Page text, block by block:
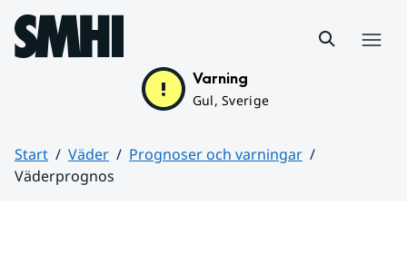
Hoppa till sidans innehåll
Varning
Gul, Sverige
Start Väder
Prognoser och varningar
Väderprognos